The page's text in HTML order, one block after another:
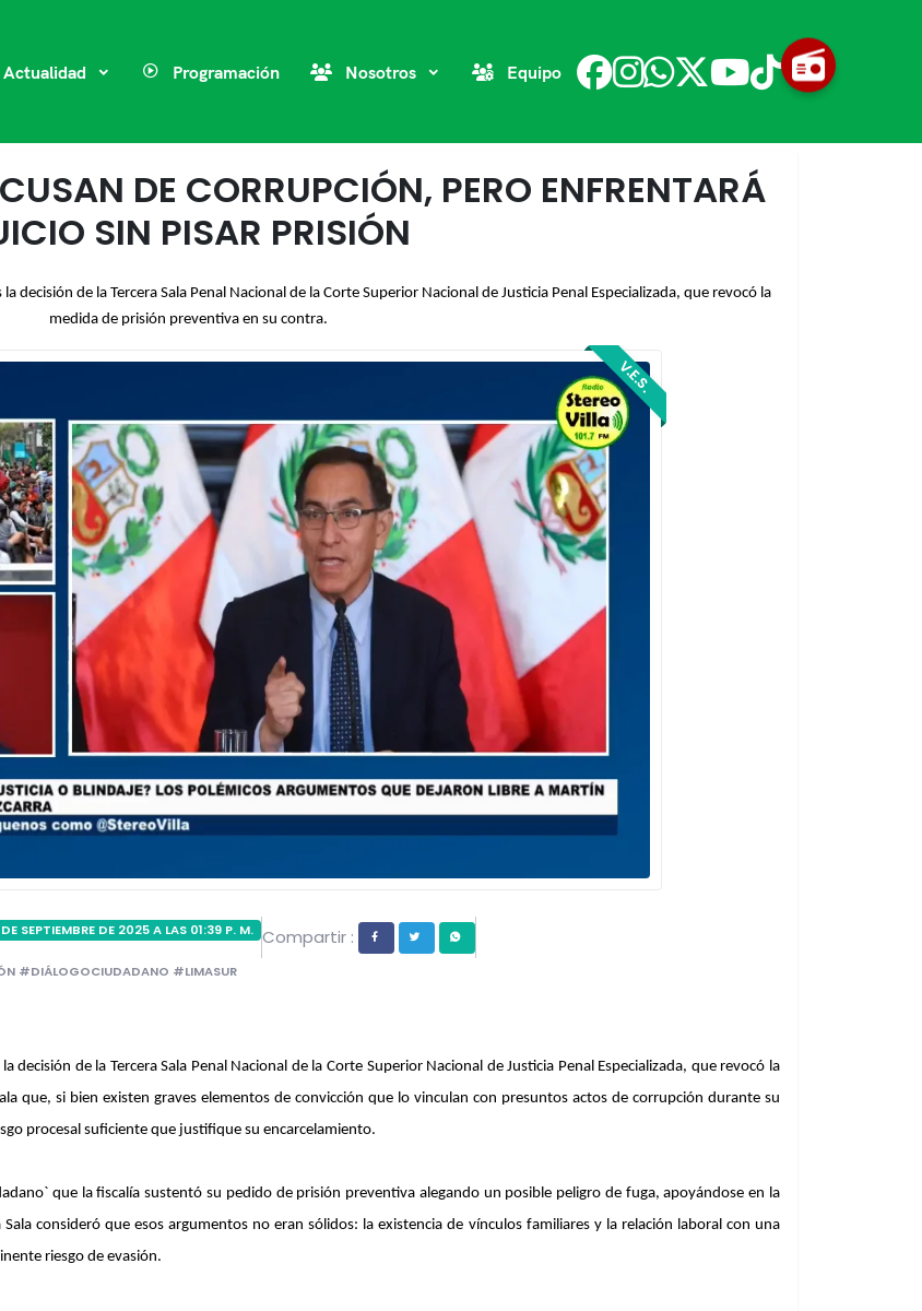
Actualidad Programación Nosotros Equipo
DE CORRUPCIÓN, PERO ENFRENTARÁ
SIN PISAR PRISIÓN
decisión de la Tercera Sala Penal Nacional de la Corte Superior Nacional de Justicia Penal Especializada, que revocó la
medida de prisión preventiva en su contra.
V.E.S.
SEPTIEMBRE DE 2025 A LAS 01:39 P. M. Compartir :
#DIÁLOGOCIUDADANO #LIMASUR
de la Tercera Sala Penal Nacional de la Corte Superior Nacional de Justicia Penal Especializada, que revocó la
que, si bien existen graves elementos de convicción que lo vinculan con presuntos actos de corrupción durante su
procesal suficiente que justifique su encarcelamiento.
que la fiscalía sustentó su pedido de prisión preventiva alegando un posible peligro de fuga, apoyándose en la
consideró que esos argumentos no eran sólidos: la existencia de vínculos familiares y la relación laboral con una
riesgo de evasión.